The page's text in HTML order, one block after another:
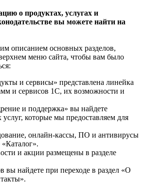
о продуктах, услугах и
вы можете найти на
описанием основных разделов,
меню сайта, чтобы вам было
и сервисы» представлена линейка
и сервисов 1С, их возможности и
и поддержка» вы найдете
которые мы предоставляем для
онлайн-кассы, ПО и антивирусы
«Каталог».
и акции размещены в разделе
вы найдете при переходе в раздел «О